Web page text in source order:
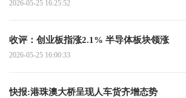
2026-05-25 16:25:52
收评：创业板指涨2.1% 半导体板块领涨
2026-05-25 16:00:33
快报:港珠澳大桥呈现人车货齐增态势